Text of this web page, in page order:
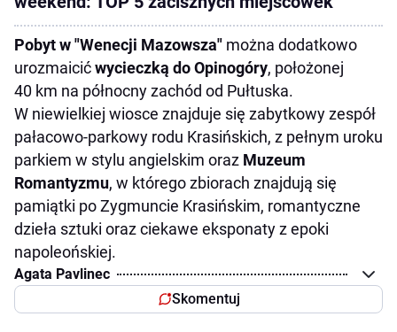
Pobyt w "Wenecji Mazowsza" można dodatkowo
urozmaicićwycieczką do Opinogóry, położonej
40 km na północny zachód od Pułtuska.
W niewielkiej wiosce znajduje się zabytkowy zespół
pałacowo-parkowy rodu Krasińskich, z pełnym uroku
parkiem w stylu angielskim oraz Muzeum
Romantyzmu, w którego zbiorach znajdują się
pamiątki po Zygmuncie Krasińskim, romantyczne
dzieła sztuki oraz ciekawe eksponaty z epoki
napoleońskiej.
Agata Pavlinec
Skomentuj